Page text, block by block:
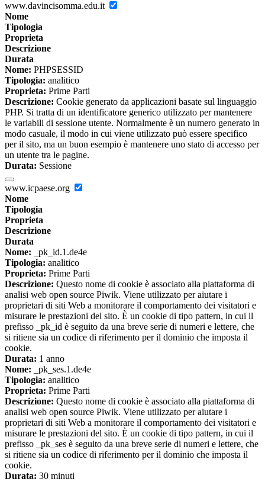
www.davincisomma.edu.it
Nome
Tipologia
Proprieta
Descrizione
Durata
Nome: PHPSESSID
Tipologia: analitico
Proprieta: Prime Parti
Descrizione: Cookie generato da applicazioni basate sul linguaggio
PHP. Si tratta di un identificatore generico utilizzato per mantenere
le variabili di sessione utente. Normalmente è un numero generato in
modo casuale, il modo in cui viene utilizzato può essere specifico
per il sito, ma un buon esempio è mantenere uno stato di accesso per
un utente tra le pagine.
Durata: Sessione
www.icpaese.org
Nome
Tipologia
Proprieta
Descrizione
Durata
Nome: _pk_id.1.de4e
Tipologia: analitico
Proprieta: Prime Parti
Descrizione: Questo nome di cookie è associato alla piattaforma di
analisi web open source Piwik. Viene utilizzato per aiutare i
proprietari di siti Web a monitorare il comportamento dei visitatori e
misurare le prestazioni del sito. È un cookie di tipo pattern, in cui il
prefisso _pk_id è seguito da una breve serie di numeri e lettere, che
si ritiene sia un codice di riferimento per il dominio che imposta il
cookie.
Durata: 1 anno
Nome: _pk_ses.1.de4e
Tipologia: analitico
Proprieta: Prime Parti
Descrizione: Questo nome di cookie è associato alla piattaforma di
analisi web open source Piwik. Viene utilizzato per aiutare i
proprietari di siti Web a monitorare il comportamento dei visitatori e
misurare le prestazioni del sito. È un cookie di tipo pattern, in cui il
prefisso _pk_ses è seguito da una breve serie di numeri e lettere, che
si ritiene sia un codice di riferimento per il dominio che imposta il
cookie.
Durata: 30 minuti